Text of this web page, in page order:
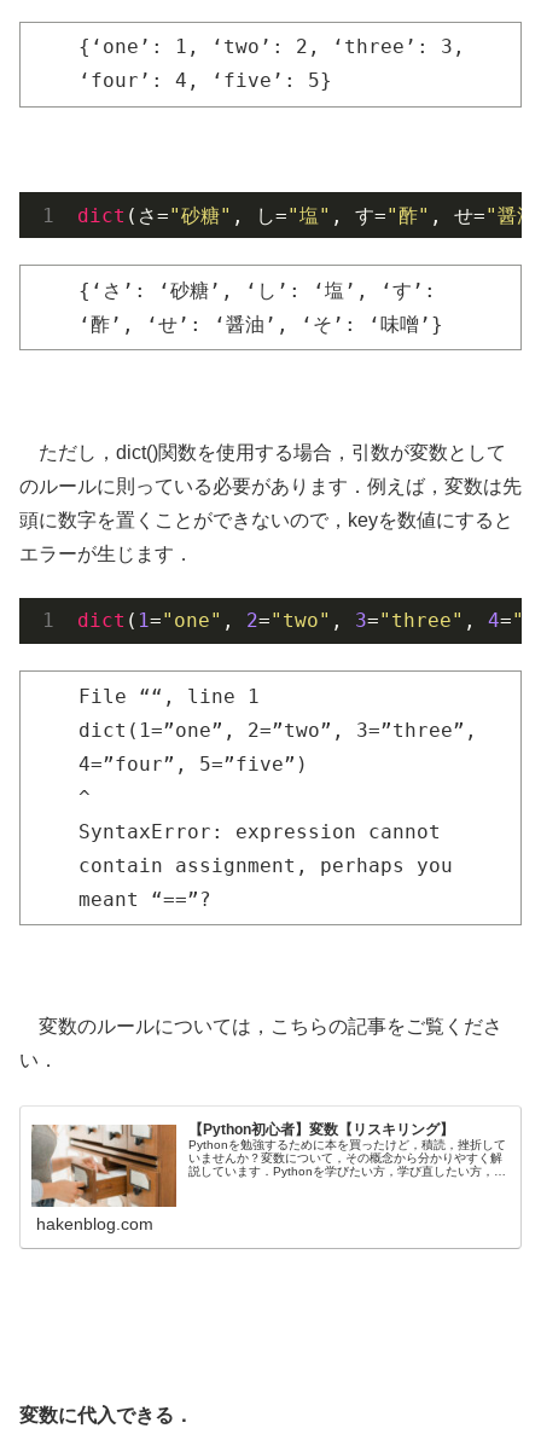
{‘one’: 1, ‘two’: 2, ‘three’: 3,
‘four’: 4, ‘five’: 5}
dict (さ="砂糖" , し="塩" , す="酢" , せ="醤
{‘さ’: ‘砂糖’, ‘し’: ‘塩’, ‘す’:
‘酢’, ‘せ’: ‘醤油’, ‘そ’: ‘味噌’}
ただし，dict()関数を使用する場合，引数が変数として
のルールに則っている必要があります．例えば，変数は先
頭に数字を置くことができないので，keyを数値にすると
エラーが生じます．
dict ( 1="one" , 2="two" , 3="three" , 4=
File ““, line 1
dict(1=”one”, 2=”two”, 3=”three”,
4=”four”, 5=”five”)
^
SyntaxError: expression cannot
contain assignment, perhaps you
meant “==”?
変数のルールについては，こちらの記事をご覧くださ
い．
【Python初心者】変数【リスキリング】
Pythonを勉強するために本を買ったけど，積読，挫折して
いませんか？変数について，その概念から分かりやすく解
説しています．Pythonを学びたい方，学び直したい方，よ
hakenblog.com
変数に代入できる．